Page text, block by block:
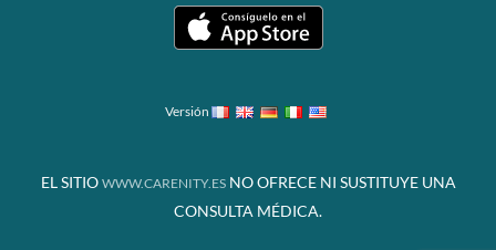
Versión
EL SITIO WWW.CARENITY.ESNO OFRECE NI SUSTITUYE UNA
CONSULTA MÉDICA.